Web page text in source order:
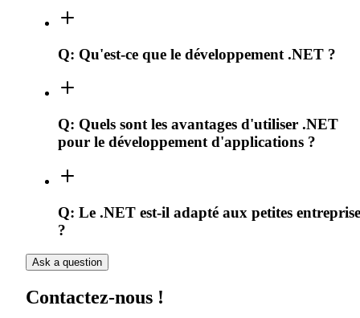
Q: Qu'est-ce que le développement .NET ?
Q: Quels sont les avantages d'utiliser .NET
pour le développement d'applications ?
Q: Le .NET est-il adapté aux petites
?
Ask a question
Contactez-nous !